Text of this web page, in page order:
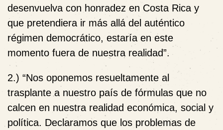
desenvuelva con honradez en Costa Rica y
que pretendiera ir más allá del auténtico
régimen democrático, estaría en este
momento fuera de nuestra realidad”.
2.) “Nos oponemos resueltamente al
trasplante a nuestro país de fórmulas que no
calcen en nuestra realidad económica, social y
política. Declaramos que los problemas de